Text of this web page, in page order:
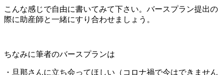
こんな感じで自由に書いてみて下さい。バースプラン提出の
際に助産師と一緒にすり合わせましょう。
ちなみに筆者のバースプランは
・旦那さんに立ち会ってほしい（コロナ禍で今はできません